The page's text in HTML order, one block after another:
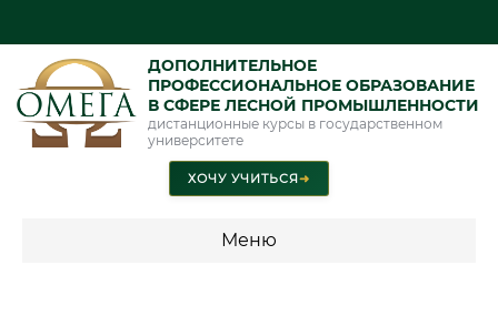
ДОПОЛНИТЕЛЬНОЕ
ПРОФЕССИОНАЛЬНОЕ ОБРАЗОВАНИЕ
В СФЕРЕ ЛЕСНОЙ ПРОМЫШЛЕННОСТИ
дистанционные курсы в государственном
университете
ХОЧУ УЧИТЬСЯ➜
Меню